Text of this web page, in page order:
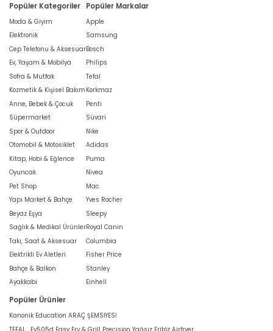
Popüler Kategoriler
Moda & Giyim
Elektronik
Cep Telefonu & Aksesuar
Ev, Yaşam & Mobilya
Sofra & Mutfak
Kozmetik & Kişisel Bakım
Anne, Bebek & Çocuk
Süpermarket
Spor & Outdoor
Otomobil & Motosiklet
Kitap, Hobi & Eğlence
Oyuncak
Pet Shop
Yapı Market & Bahçe
Beyaz Eşya
Sağlık & Medikal Ürünler
Takı, Saat & Aksesuar
Elektrikli Ev Aletleri
Bahçe & Balkon
Ayakkabı
Popüler Markalar
Apple
Samsung
Bosch
Philips
Tefal
Korkmaz
Penti
Süvari
Nike
Adidas
Puma
Nivea
Mac
Yves Rocher
Sleepy
Royal Canin
Columbia
Fisher Price
Stanley
Einhell
Popüler Ürünler
Kanonik Education ARAÇ ŞEMSİYESİ
TEFAL , Ey505d Easy Fry & Grill Precision Yağsız Fritöz Airfryer,